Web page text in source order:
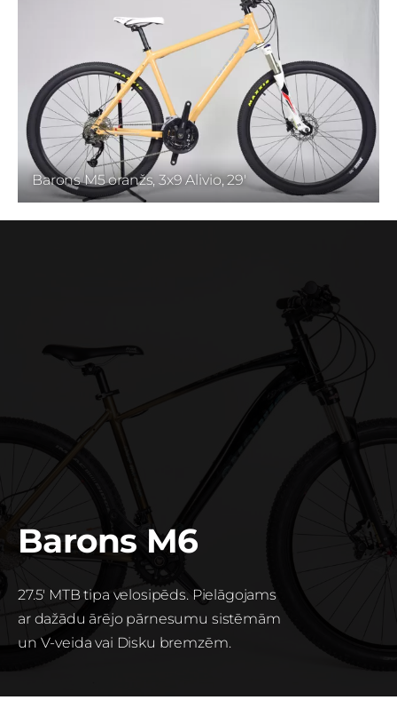
Barons M5 oranžs, 3x9 Alivio, 29'
Barons M6
27.5' MTB tipa velosipēds. Pielāgojams
ar dažādu ārējo pārnesumu sistēmām
un V-veida vai Disku bremzēm.